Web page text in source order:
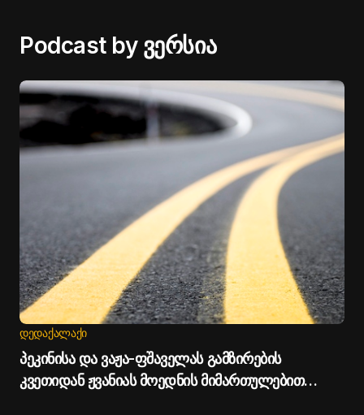
Podcast by ვერსია
ᲓᲔᲓᲐᲥᲐᲚᲐᲥᲘ
პეკინისა და ვაჟა-ფშაველას გამზირების
კვეთიდან ჟვანიას მოედნის მიმართულებით